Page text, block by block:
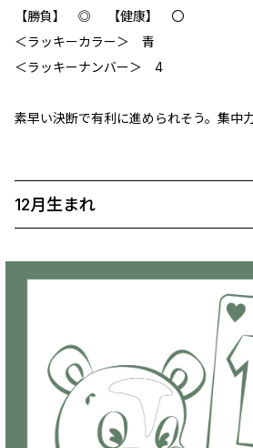
【勝負】 ◎ 【健康】 〇
‪＜ラッキーカラー＞ 青
＜ラッキーナンバー＞ 4
素早い決断で有利に進められそう。集中
12月生まれ